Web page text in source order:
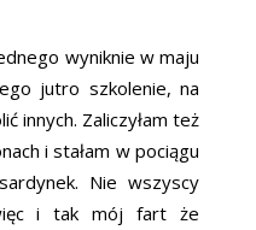
wyniknie w maju
jutro szkolenie, na
innych. Zaliczyłam też
i stałam w pociągu
Nie wszyscy
i tak mój fart że